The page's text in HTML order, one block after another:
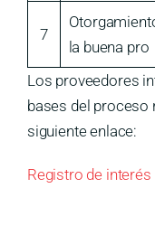
7
la buena pro
Los proveedores
bases del proceso
siguiente enlace:
Registro de interés